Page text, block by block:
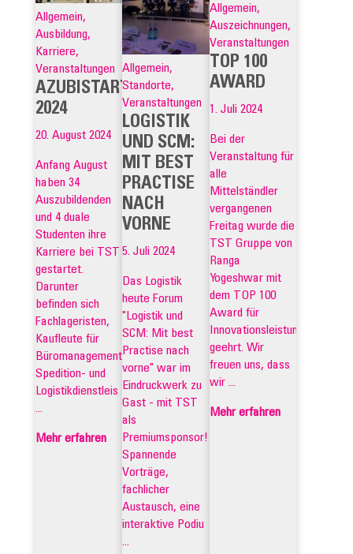
Allgemein,
Ausbildung,
Karriere,
Veranstaltungen
AZUBISTART
2024
20. August 2024
Anfang August
haben 34
Auszubildenden
und 4 duale
Studenten ihre
Karriere bei TST
gestartet.
Darunter
befinden sich
Fachlageristen,
Kaufleute für
Büromanagement,
Spedition- und
Logistikdienstleis
Mehr erfahren
Allgemein,
Standorte,
Veranstaltungen
LOGISTIK
UND SCM:
MIT BEST
PRACTISE
NACH
VORNE
5. Juli 2024
Das Logistik
heute Forum
"Logistik und
SCM: Mit best
Practise nach
vorne" war im
Eindruckwerk zu
Gast - mit TST
als
Premiumsponsor!
Spannende
Vorträge,
fachlicher
Austausch, eine
interaktive Podiu
Allgemein,
Auszeichnungen,
Veranstaltungen
TOP 100
AWARD
1. Juli 2024
Bei der
Veranstaltung für
alle
Mittelständler
vergangenen
Freitag wurde die
TST Gruppe von
Ranga
Yogeshwar mit
dem TOP 100
Award für
Innovationsleistungen
geehrt. Wir
freuen uns, dass
wir ...
Mehr erfahren